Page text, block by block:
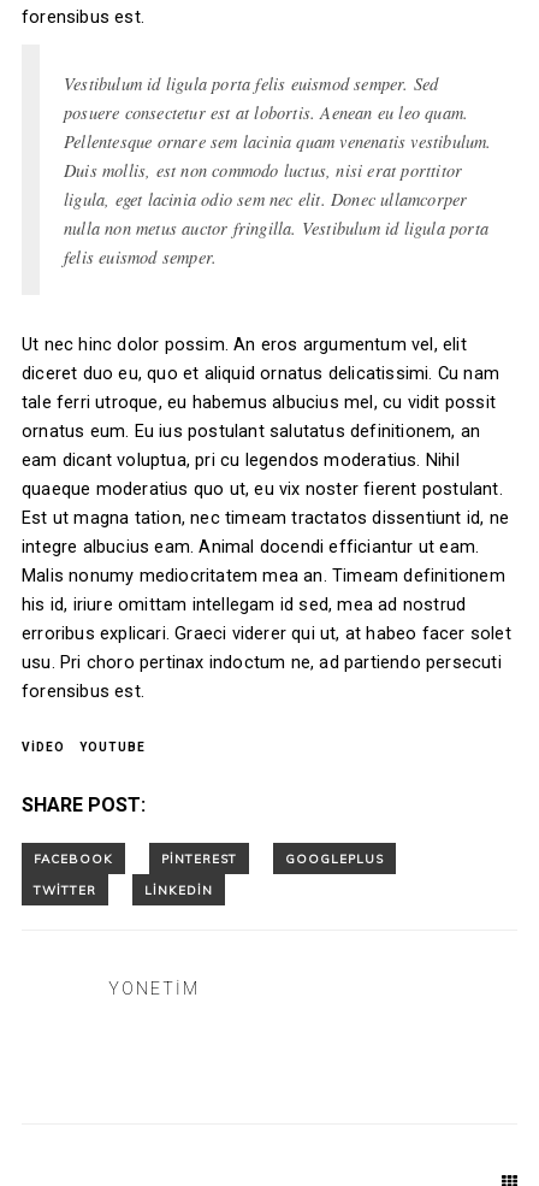
forensibus est.
Vestibulum id ligula porta felis euismod semper. Sed
posuere consectetur est at lobortis. Aenean eu leo quam.
Pellentesque ornare sem lacinia quam venenatis vestibulum.
Duis mollis, est non commodo luctus, nisi erat porttitor
ligula, eget lacinia odio sem nec elit. Donec ullamcorper
nulla non metus auctor fringilla. Vestibulum id ligula porta
felis euismod semper.
Ut nec hinc dolor possim. An eros argumentum vel, elit
diceret duo eu, quo et aliquid ornatus delicatissimi. Cu nam
tale ferri utroque, eu habemus albucius mel, cu vidit possit
ornatus eum. Eu ius postulant salutatus definitionem, an
eam dicant voluptua, pri cu legendos moderatius. Nihil
quaeque moderatius quo ut, eu vix noster fierent postulant.
Est ut magna tation, nec timeam tractatos dissentiunt id, ne
integre albucius eam. Animal docendi efficiantur ut eam.
Malis nonumy mediocritatem mea an. Timeam definitionem
his id, iriure omittam intellegam id sed, mea ad nostrud
erroribus explicari. Graeci viderer qui ut, at habeo facer solet
usu. Pri choro pertinax indoctum ne, ad partiendo persecuti
forensibus est.
VIDEO YOUTUBE
SHARE POST:
YONETIM